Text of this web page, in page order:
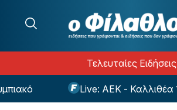
Τελευταίες Ειδήσεις
Live: ΑΕΚ - Καλλιθέα 1-0